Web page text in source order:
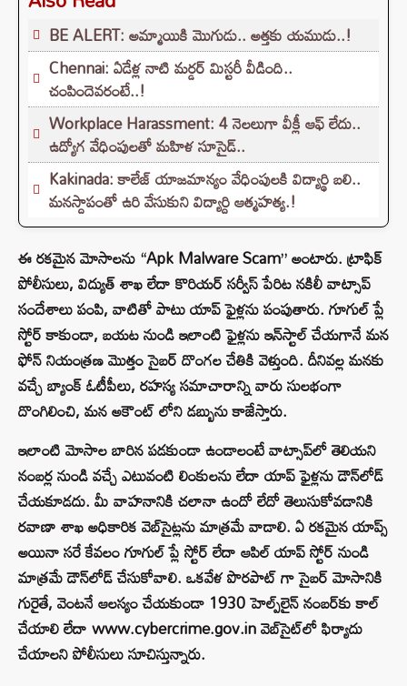
BE ALERT: అమ్మాయికి మొగుడు.. అత్తకు యముడు..!
Chennai: ఏడేళ్ల నాటి మర్డర్ మిస్టరీ వీడింది..
చంపిందెవరంటే..!
Workplace Harassment: 4 నెలలుగా వీక్లీ ఆఫ్ లేదు..
ఉద్యోగ వేధింపులతో మహిళ సూసైడ్..
Kakinada: కాలేజ్ యాజమాన్యం వేధింపులకి విద్యార్థి బలి..
మనస్దాపంతో ఉరి వేసుకుని విద్యార్ది ఆత్మహత్య.!
ఈ రకమైన మోసాలను “Apk Malware Scam” అంటారు. ట్రాఫిక్
పోలీసులు, విద్యుత్ శాఖ లేదా కొరియర్ సర్వీస్ పేరిట నకిలీ వాట్సాప్
సందేశాలు పంపి, వాటితో పాటు యాప్ ఫైళ్లను పంపుతారు. గూగుల్ ప్లే
స్టోర్ కాకుండా, బయట నుండి ఇలాంటి ఫైళ్లను ఇన్‌స్టాల్ చేయగానే మన
ఫోన్ నియంత్రణ మొత్తం సైబర్ దొంగల చేతికి వెళ్తుంది. దీనివల్ల మనకు
వచ్చే బ్యాంక్ ఓటీపీలు, రహస్య సమాచారాన్ని వారు సులభంగా
దొంగిలించి, మన అకౌంట్ లోని డబ్బును కాజేస్తారు.
ఇలాంటి మోసాల బారిన పడకుండా ఉండాలంటే వాట్సాప్‌లో తెలియని
నంబర్ల నుండి వచ్చే ఎటువంటి లింకులను లేదా యాప్ ఫైళ్లను డౌన్‌లోడ్
చేయకూడదు. మీ వాహనానికి చలానా ఉందో లేదో తెలుసుకోవడానికి
రవాణా శాఖ అధికారిక వెబ్‌సైట్లను మాత్రమే వాడాలి. ఏ రకమైన యాప్స్
అయినా సరే కేవలం గూగుల్ ప్లే స్టోర్ లేదా ఆపిల్ యాప్ స్టోర్ నుండి
మాత్రమే డౌన్‌లోడ్ చేసుకోవాలి. ఒకవేళ పొరపాట్ గా సైబర్ మోసానికి
గురైతే, వెంటనే ఆలస్యం చేయకుండా 1930 హెల్ప్‌లైన్ నంబర్‌కు కాల్
చేయాలి లేదా www.cybercrime.gov.in వెబ్‌సైట్‌లో ఫిర్యాదు
చేయాలని పోలీసులు సూచిస్తున్నారు.